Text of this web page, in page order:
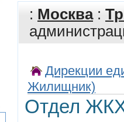
: Москва:
Дирекции
Жилищник)
Отдел